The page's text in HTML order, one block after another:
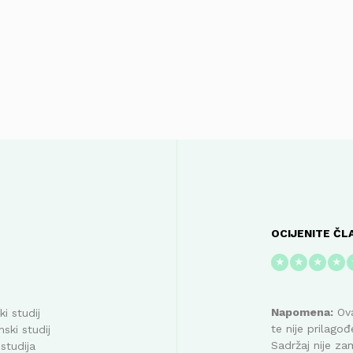
studij
studij
OCIJENITE
★ ★ ★ ★
Napomena:
te nije
Sadržaj nije